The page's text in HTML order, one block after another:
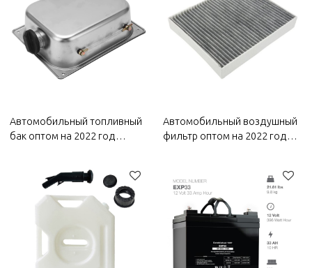
Автомобильный топливный
бак оптом на 2022 год
защита от коррозии,
долговечность и простота
замены | Автозапчасти для
Автомобильный воздушный
фильтр оптом на 2022 год
волокно,
высокоэффективная
фильтрация | Автозапчасти
для Bestune